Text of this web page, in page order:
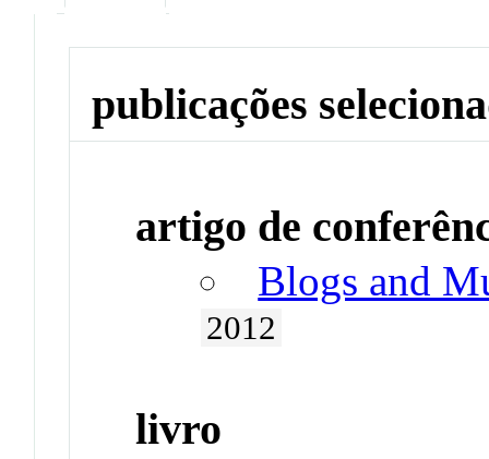
publicações
artigo de
Blogs and
2012
livro